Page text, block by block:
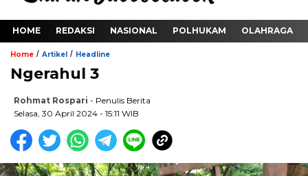
HOME REDAKSI NASIONAL POLHUKAM OLAHRAGA
Home / Artikel / Headline
Ngerahul 3
Rohmat Rospari - Penulis Berita
Selasa, 30 April 2024 - 15:11 WIB